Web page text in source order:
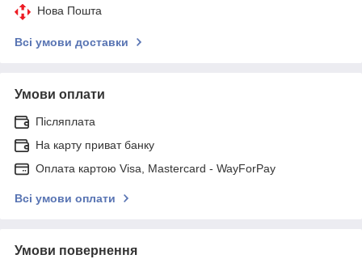
Нова Пошта
Всі умови доставки
Умови оплати
Післяплата
На карту приват банку
Оплата картою Visa, Mastercard - WayForPay
Всі умови оплати
Умови повернення